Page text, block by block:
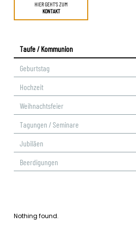
HIER GEHT‘S ZUM
KONTAKT
Taufe / Kommunion
Geburtstag
Hochzeit
Weihnachtsfeier
Tagungen / Seminare
Jubiläen
Beerdigungen
Nothing found.
Nothing found.
Nothing found.
Nothing found.
Nothing found.
Nothing found.
Nothing found.